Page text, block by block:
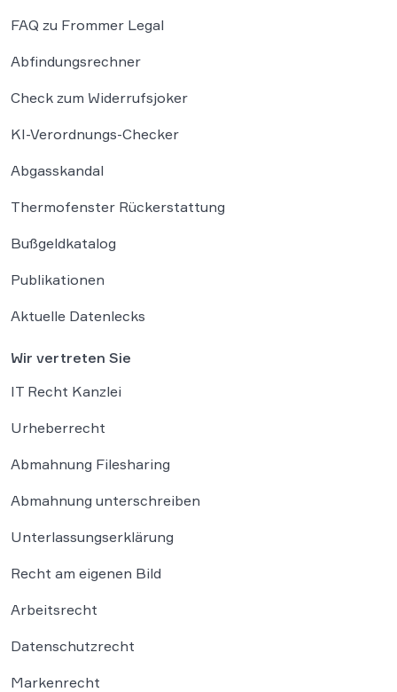
FAQ zu Frommer Legal
Abfindungsrechner
Check zum Widerrufsjoker
KI-Verordnungs-Checker
Abgasskandal
Thermofenster Rückerstattung
Bußgeldkatalog
Publikationen
Aktuelle Datenlecks
Wir vertreten Sie
IT Recht Kanzlei
Urheberrecht
Abmahnung Filesharing
Abmahnung unterschreiben
Unterlassungserklärung
Recht am eigenen Bild
Arbeitsrecht
Datenschutzrecht
Markenrecht